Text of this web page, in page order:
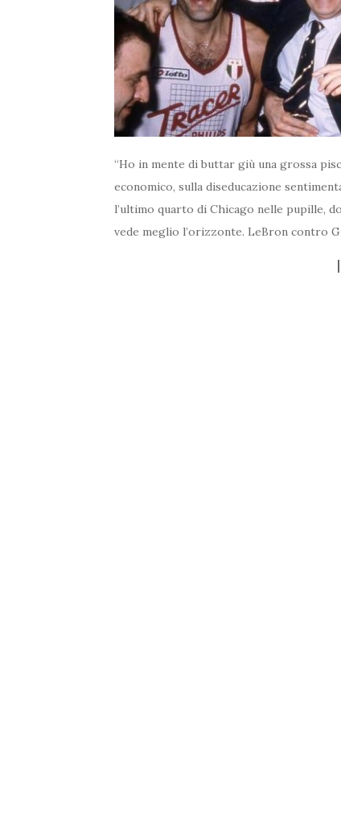
“Ho in mente di buttar giù una grossa
economico, sulla diseducazione
l’ultimo quarto di Chicago nelle pupille,
vede meglio l’orizzonte. LeBron contro